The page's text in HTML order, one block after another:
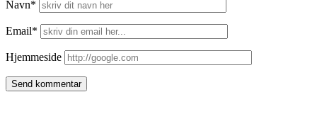
Navn*
Email*
Hjemmeside